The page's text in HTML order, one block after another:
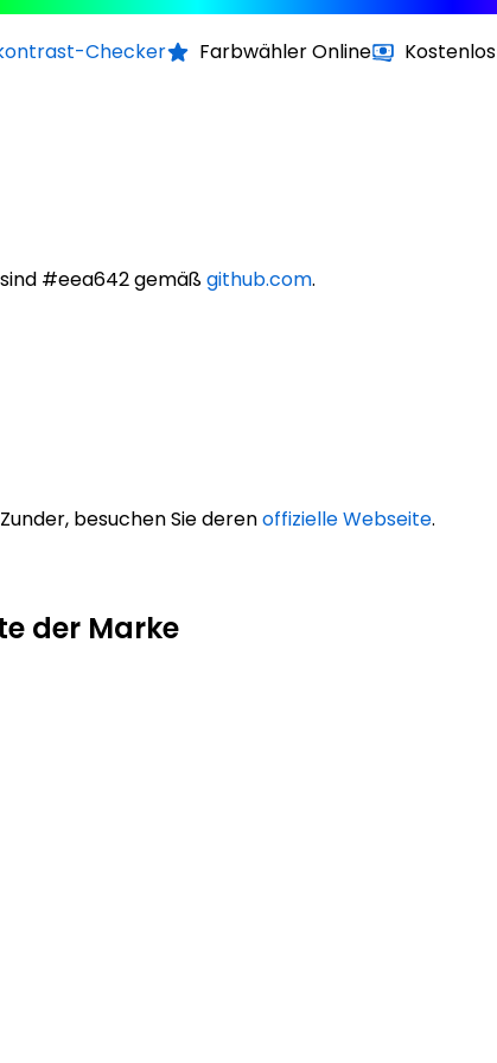
Checker Farbwähler Online Kostenlos
#eea642 gemäßgithub.com.
besuchen Sie derenoffizielle Webseite.
der Marke